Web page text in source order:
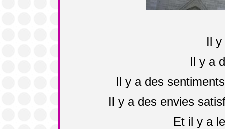
Il
Il y a
Il y a des
Il y a des envies
Et il y a